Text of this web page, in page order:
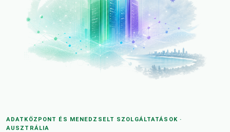
ADATKÖZPONT ÉS MENEDZSELT SZOLGÁLTATÁSOK ·
AUSZTRÁLIA